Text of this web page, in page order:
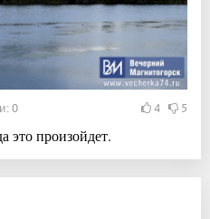
0 4 5
это произойдет.